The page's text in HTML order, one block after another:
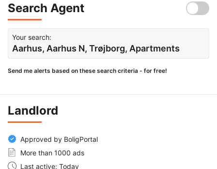
Search Agent
Your search:
Aarhus, Aarhus N, Trøjborg, Apartments
Send me alerts based on these search criteria - for free!
Landlord
Approved by BoligPortal
More than 1000 ads
Last active: Today